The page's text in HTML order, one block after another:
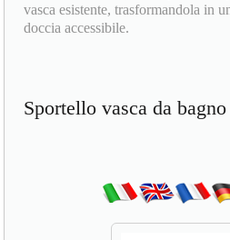
vasca esistente, trasformandola in
doccia accessibile.
Sportello vasca da bagno